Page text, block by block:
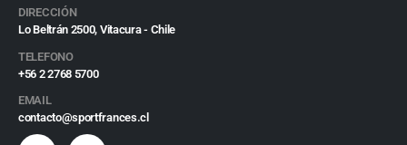
DIRECCIÓN
Lo Beltrán 2500, Vitacura - Chile
TELEFONO
+56 2 2768 5700
EMAIL
contacto@sportfrances.cl